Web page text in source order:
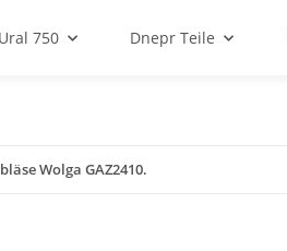
Ural 750 Dnepr Teile
Wolga GAZ2410.